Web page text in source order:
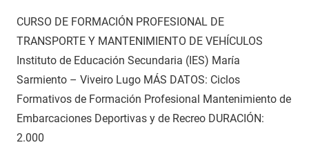
CURSO DE FORMACIÓN PROFESIONAL DE
TRANSPORTE Y MANTENIMIENTO DE VEHÍCULOS
Instituto de Educación Secundaria (IES) María
Sarmiento – Viveiro Lugo MÁS DATOS: Ciclos
Formativos de Formación Profesional Mantenimiento de
Embarcaciones Deportivas y de Recreo DURACIÓN:
2.000